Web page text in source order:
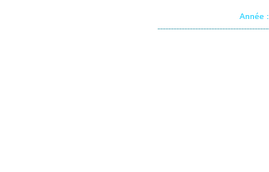
Année :